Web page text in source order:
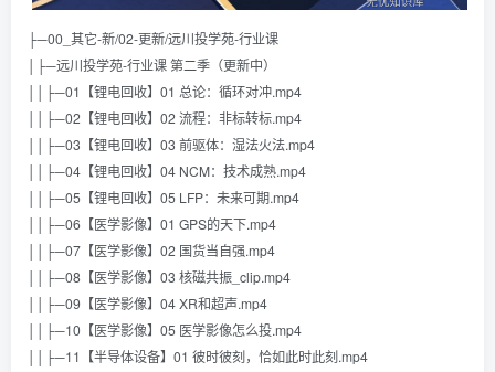
├─00_其它-新/02-更新/远川投学苑-行业课
│├─远川投学苑-行业课 第二季（更新中）
││├─01【锂电回收】01 总论：循环对冲.mp4
││├─02【锂电回收】02 流程：非标转标.mp4
││├─03【锂电回收】03 前驱体：湿法火法.mp4
││├─04【锂电回收】04 NCM：技术成熟.mp4
││├─05【锂电回收】05 LFP：未来可期.mp4
││├─06【医学影像】01 GPS的天下.mp4
││├─07【医学影像】02 国货当自强.mp4
││├─08【医学影像】03 核磁共振_clip.mp4
││├─09【医学影像】04 XR和超声.mp4
││├─10【医学影像】05 医学影像怎么投.mp4
││├─11【半导体设备】01 彼时彼刻，恰如此时此刻.mp4